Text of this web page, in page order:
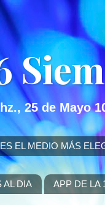
25 de Mayo
EL MEDIO MÁS
AL DIA APP DE LA